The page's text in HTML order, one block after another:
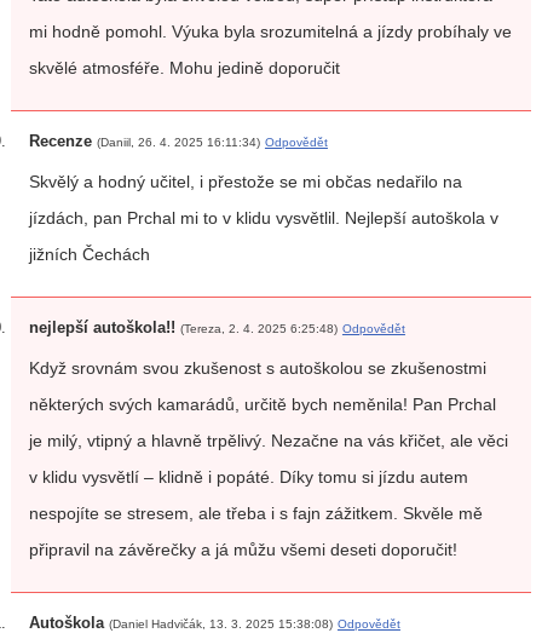
mi hodně pomohl. Výuka byla srozumitelná a jízdy probíhaly ve
skvělé atmosféře. Mohu jedině doporučit
Recenze (Daniil, 26. 4. 2025 16:11:34) Odpovědět
Skvělý a hodný učitel, i přestože se mi občas nedařilo na
jízdách, pan Prchal mi to v klidu vysvětlil. Nejlepší autoškola v
jižních Čechách
nejlepší autoškola!! (Tereza, 2. 4. 2025 6:25:48) Odpovědět
Když srovnám svou zkušenost s autoškolou se zkušenostmi
některých svých kamarádů, určitě bych neměnila! Pan Prchal
je milý, vtipný a hlavně trpělivý. Nezačne na vás křičet, ale věci
v klidu vysvětlí – klidně i popáté. Díky tomu si jízdu autem
nespojíte se stresem, ale třeba i s fajn zážitkem. Skvěle mě
připravil na závěrečky a já můžu všemi deseti doporučit!
Autoškola (Daniel Hadvičák, 13. 3. 2025 15:38:08) Odpovědět